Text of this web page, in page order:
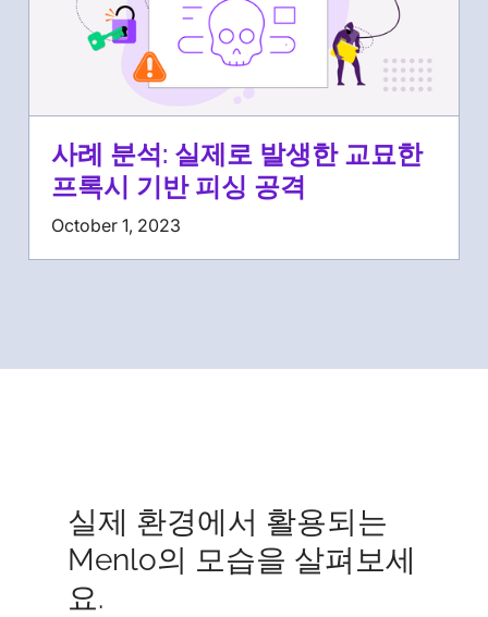
사례 분석: 실제로 발생한 교묘한
프록시 기반 피싱 공격
October 1, 2023
실제 환경에서 활용되는
Menlo의 모습을 살펴보세
요.